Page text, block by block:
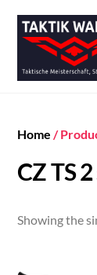
content
Home /
CZ TS
Showing the